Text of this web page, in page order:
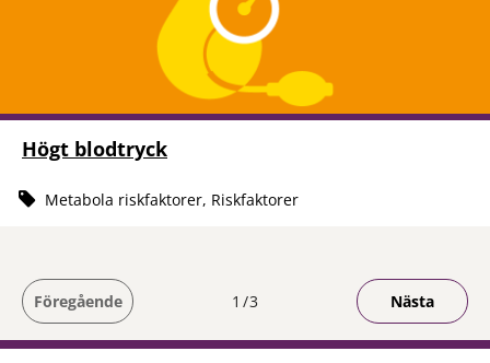
Högt blodtryck
Metabola riskfaktorer, Riskfaktorer
Föregående Du är på sida
1 3 Nästa